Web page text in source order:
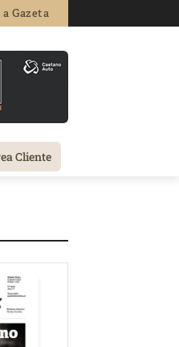
Gazeta
Cliente